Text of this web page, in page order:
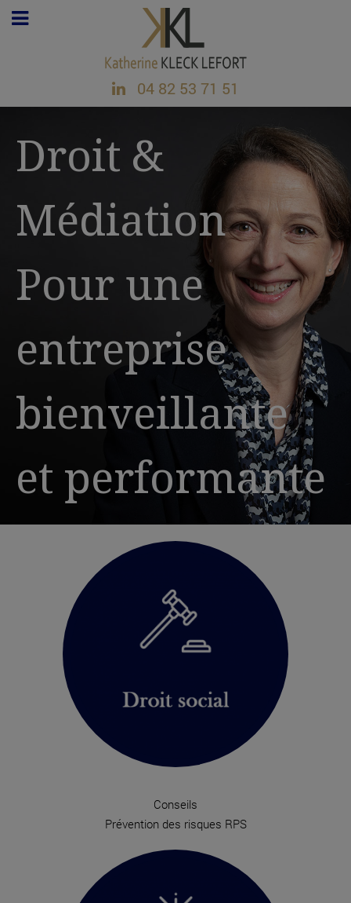
04 82 53 71 51
Droit &
Médiation
Pour une
entreprise
bienveillante
et performante
Conseils
Prévention des risques RPS